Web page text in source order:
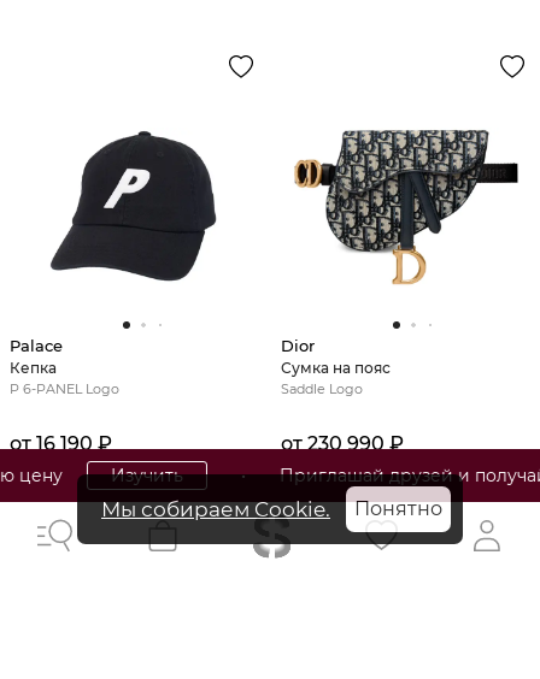
Изучить • Приглашай друзей и получай до
Palace
Кепка
P 6-PANEL Logo
от 16 190 ₽
Dior
Сумка на пояс
Saddle Logo
от 230 990 ₽
Мы собираем Cookie. Понятно